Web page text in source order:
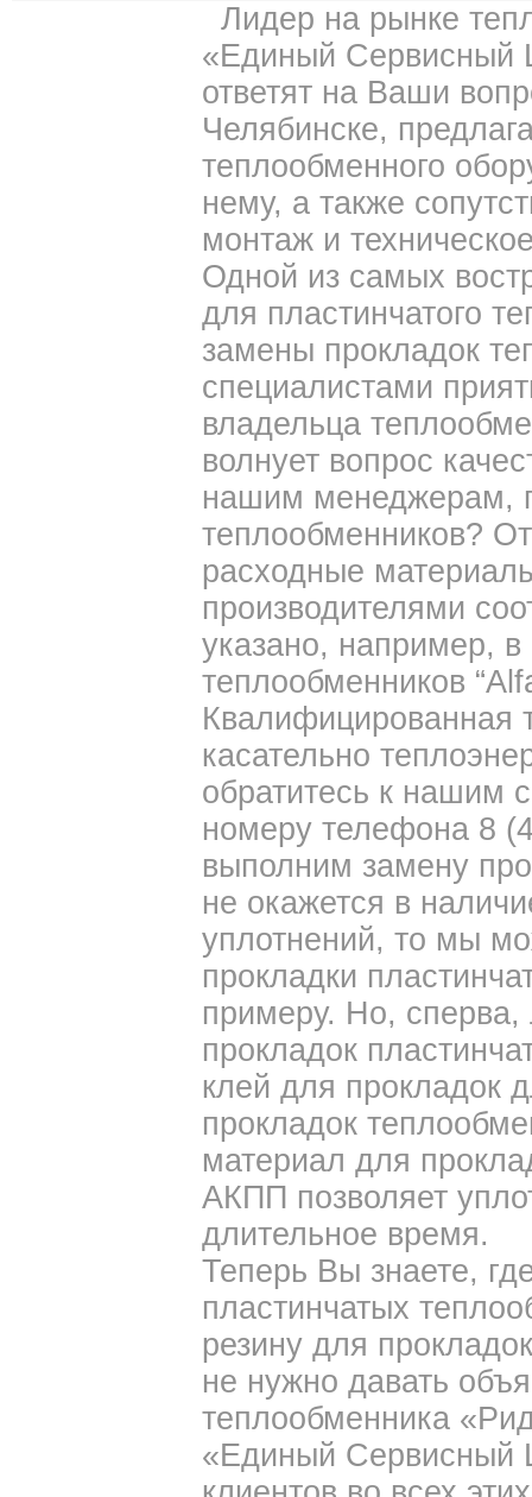
Лидер на рынке
«Единый Сервисный
ответят на Ваши
Челябинске,
теплообменного
нему, а также
монтаж и
Одной из самых
для пластинчатого
замены прокладок
специалистами
владельца
волнует вопрос
нашим менеджерам,
теплообменников?
расходные
производителями
указано, например,
теплообменников
Квалифицированная
касательно
обратитесь к нашим
номеру телефона 8
выполним замену
не окажется в
уплотнений, то мы
прокладки
примеру. Но, сперва,
прокладок
клей для прокладок
прокладок
материал для
АКПП позволяет
длительное время.
Теперь Вы знаете,
пластинчатых
резину для
не нужно давать
теплообменника
«Единый Сервисный